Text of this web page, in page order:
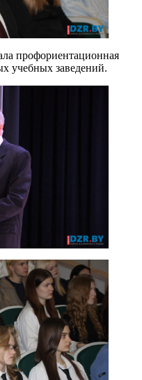
профориентационная
учебных заведений.